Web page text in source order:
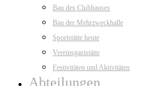
Bau des Clubhauses
Bau der Mehrzweckhalle
Sportstätte heute
Vereinsgaststätte
Festivitäten und Aktivitäten
Abteilungen